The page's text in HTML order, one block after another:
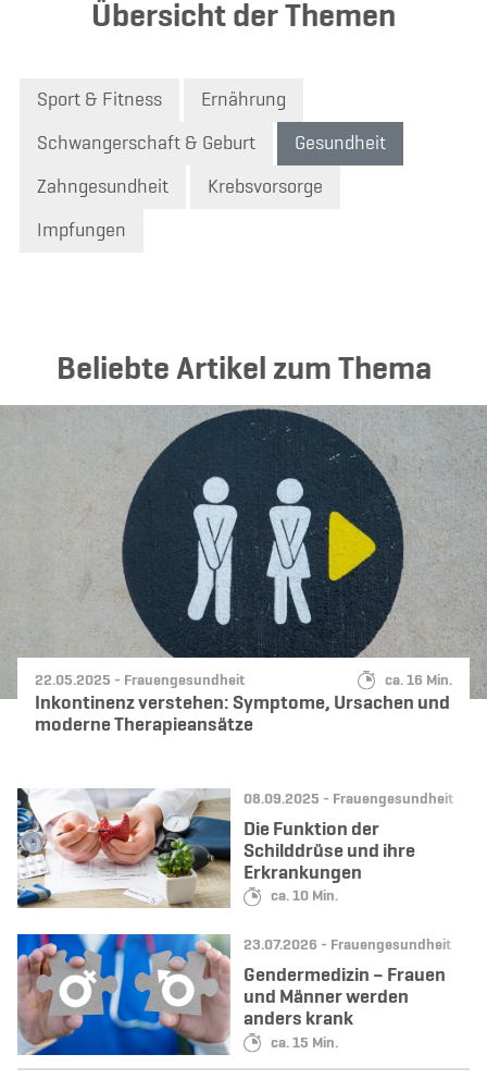
Übersicht der Themen
Sport & Fitness Ernährung
Schwangerschaft & Geburt Gesundheit
Zahngesundheit Krebsvorsorge
Impfungen
Beliebte Artikel zum Thema
Datum:
22.05.2025 - Kategorie:
Frauengesundheit Lesedauer:
ca. 16 Min.
Inkontinenz verstehen: Symptome, Ursachen und
moderne Therapieansätze
Datum:
08.09.2025 - Kategorie:
Frauengesundheit
Lesedauer:
ca. 10 Min.
Die Funktion der
Schilddrüse und ihre
Erkrankungen
Datum:
23.07.2026 - Kategorie:
Frauengesundheit
Lesedauer:
ca. 15 Min.
Gendermedizin – Frauen
und Männer werden
anders krank